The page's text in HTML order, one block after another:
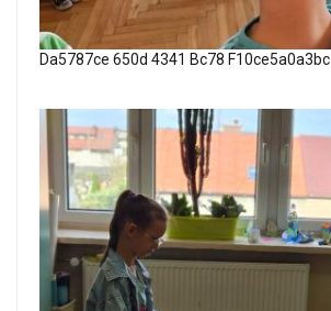
Da5787ce 650d 4341 Bc78 F10ce5a0a3bc